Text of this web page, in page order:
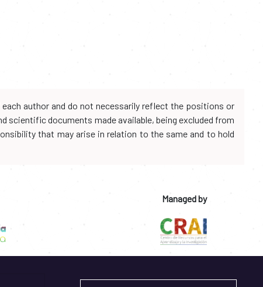
author and do not necessarily reflect the positions or
scientific documents made available, being excluded from
that may arise in relation to the same and to hold
Managed by